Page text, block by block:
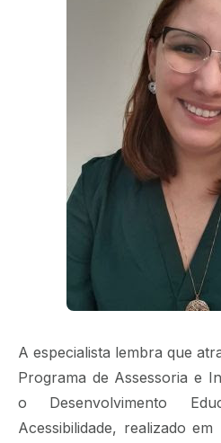
A especialista lembra que
Programa de Assessoria e
o Desenvolvimento
Acessibilidade, realizado